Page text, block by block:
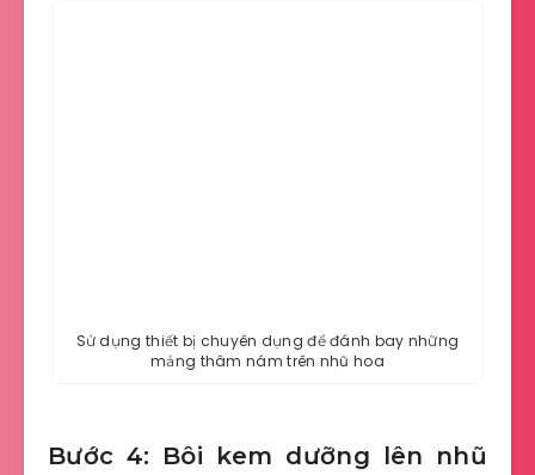
Sử dụng thiết bị chuyên dụng để đánh bay những
mảng thâm nám trên nhũ hoa
Bước 4: Bôi kem dưỡng lên nhũ